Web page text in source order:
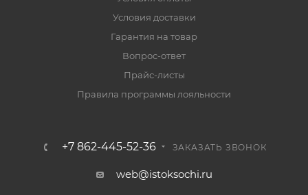
Условия доставки
Гарантия на товар
Вопрос-ответ
Прайс-листы
Правила программы лояльности
+7 862-445-52-36 ЗАКАЗАТЬ ЗВОНОК
web@istoksochi.ru